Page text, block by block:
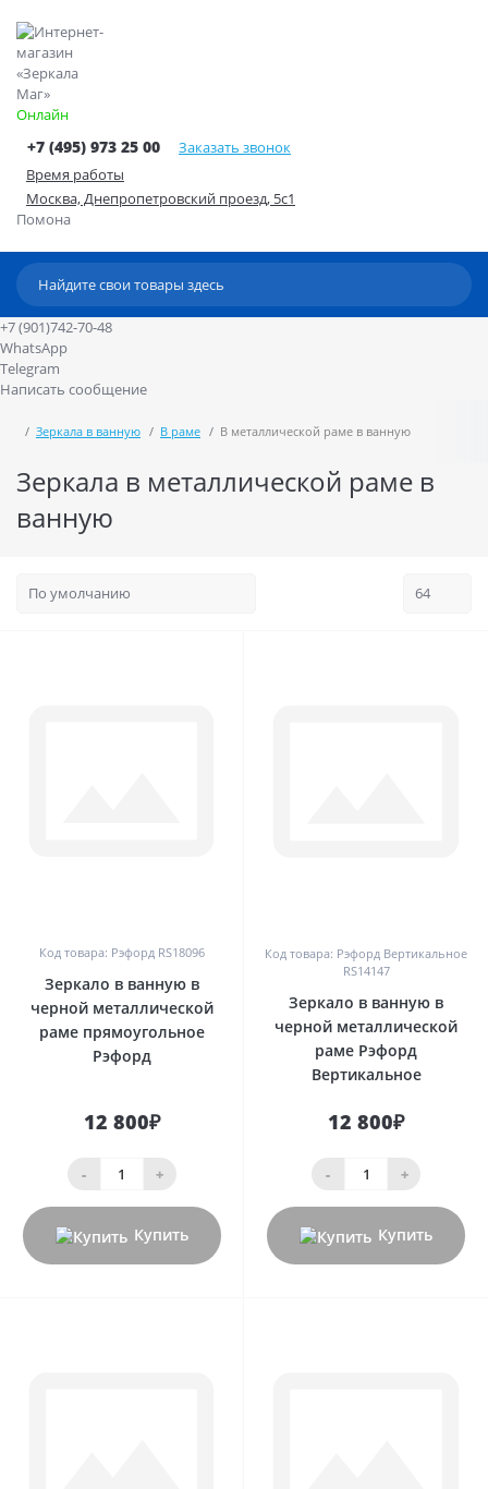
Онлайн
+7 (495) 973 25 00
Заказать звонок
Время работы
Москва, Днепропетровский проезд, 5с1
Помона
+7 (901)742-70-48
WhatsApp
Telegram
Написать сообщение
Зеркала в ванную В раме В металлической раме в ванную
Зеркала в металлической раме в
ванную
Код товара: Рэфорд RS18096
Зеркало в ванную в
черной металлической
раме прямоугольное
Рэфорд
12 800₽
- +
Купить
Код товара: Рэфорд Вертикальное
RS14147
Зеркало в ванную в
черной металлической
раме Рэфорд
Вертикальное
12 800₽
- +
Купить